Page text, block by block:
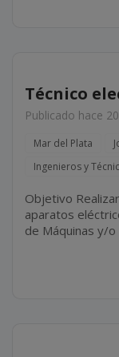
Técnico
Publicado hace
Mar del Plata
Ingenieros y
Objetivo
aparatos
de Máquinas y/
su correcto funcionamiento.
realizar el